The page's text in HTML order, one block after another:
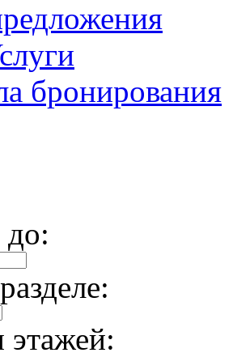
бронирования
этажей: